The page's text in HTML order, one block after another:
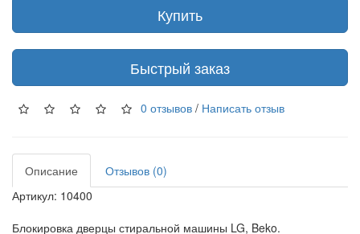
Купить
Быстрый заказ
0 отзывов / Написать отзыв
Описание
Отзывов (0)
Артикул: 10400
Блокировка дверцы стиральной машины LG, Beko.